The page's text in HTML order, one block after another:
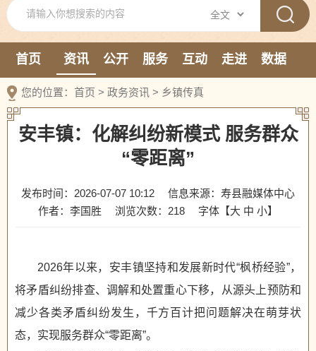
首页 资讯 公开 服务 互动 走进
数据
新媒体
您的位置： 首页 > 政务资讯 > 乡镇传真
安丰镇：化解纠纷新模式 服务群众
“零距离”
发布时间：2026-07-07 10:12
信息来源：寿县融媒体中心
作者：李国胜
浏览次数： 218 字体【大 中 小】
2026年以来，安丰镇坚持和发展新时代“枫桥经验”，
将矛盾纠纷排查、调解和处置重心下移，从源头上预防和
减少各类矛盾纠纷发生，千方百计把问题解决在萌芽状
态，实现服务群众“零距离”。